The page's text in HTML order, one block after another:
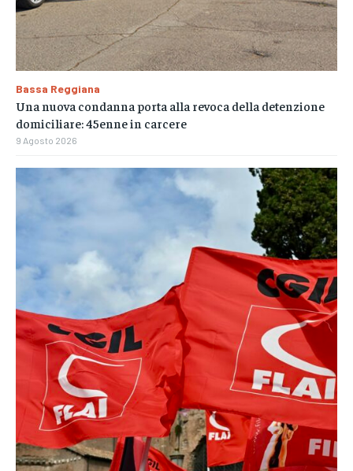
Bassa Reggiana
Una nuova condanna porta alla revoca della detenzione
domiciliare: 45enne in carcere
9 Agosto 2026